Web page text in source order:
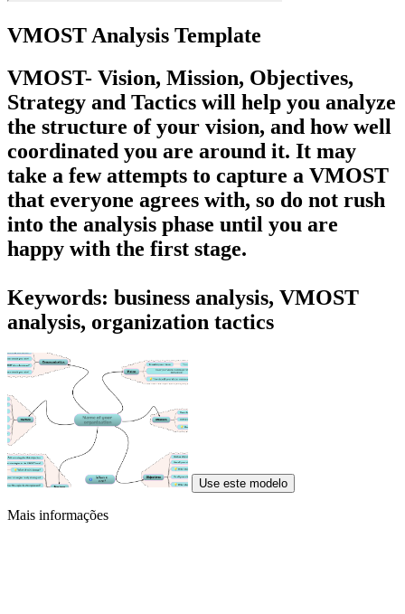
VMOST Analysis Template
VMOST- Vision, Mission, Objectives,
Strategy and Tactics will help you analyze
the structure of your vision, and how well
coordinated you are around it. It may
take a few attempts to capture a VMOST
that everyone agrees with, so do not rush
into the analysis phase until you are
happy with the first stage.
Keywords: business analysis, VMOST
analysis, organization tactics
Use este modelo
Mais informações